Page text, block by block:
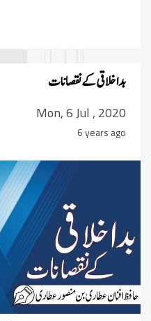
بد اخلاقی کے نقصانات
Mon, 6 Jul , 2020
6 years ago